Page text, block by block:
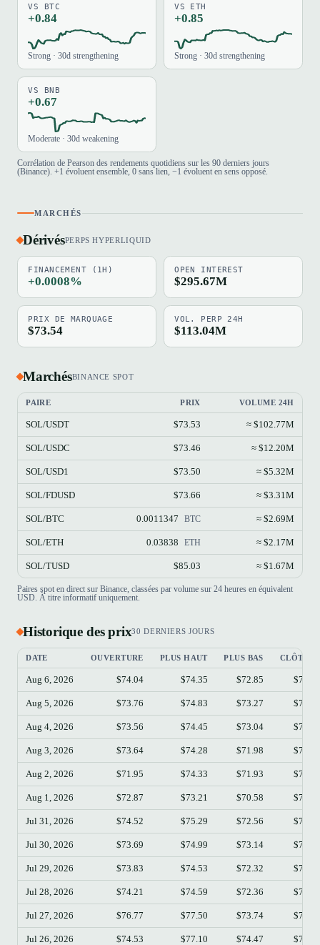
VS BTC
+0.84
Strong · 30d strengthening
VS ETH
+0.85
Strong · 30d strengthening
VS BNB
+0.67
Moderate · 30d weakening
Corrélation de Pearson des rendements quotidiens sur les 90 derniers jours
(Binance). +1 évoluent ensemble, 0 sans lien, −1 évoluent en sens opposé.
MARCHÉS
DérivésPERPS HYPERLIQUID
FINANCEMENT (1H)
+0.0008%
OPEN INTEREST
$295.67M
PRIX DE MARQUAGE
$73.54
VOL. PERP 24H
$113.04M
MarchésBINANCE SPOT
PAIRE PRIX VOLUME 24H
SOL/USDT $73.53 ≈ $102.77M
SOL/USDC $73.46 ≈ $12.20M
SOL/USD1 $73.50 ≈ $5.32M
SOL/FDUSD $73.66 ≈ $3.31M
SOL/BTC 0.0011347 BTC ≈ $2.69M
SOL/ETH 0.03838 ETH ≈ $2.17M
SOL/TUSD $85.03 ≈ $1.67M
Paires spot en direct sur Binance, classées par volume sur 24 heures en équivalent
USD. À titre informatif uniquement.
Historique des prix30 DERNIERS JOURS
DATE OUVERTURE PLUS HAUT PLUS BAS CLÔTURE
Aug 6, 2026 $74.04 $74.35 $72.85 $73.54
Aug 5, 2026 $73.76 $74.83 $73.27 $74.04
Aug 4, 2026 $73.56 $74.45 $73.04 $73.75
Aug 3, 2026 $73.64 $74.28 $71.98 $73.56
Aug 2, 2026 $71.95 $74.33 $71.93 $73.63
Aug 1, 2026 $72.87 $73.21 $70.58 $71.95
Jul 31, 2026 $74.52 $75.29 $72.56 $72.87
Jul 30, 2026 $73.69 $74.99 $73.14 $74.51
Jul 29, 2026 $73.83 $74.53 $72.32 $73.68
Jul 28, 2026 $74.21 $74.59 $72.36 $73.83
Jul 27, 2026 $76.77 $77.50 $73.74 $74.20
Jul 26, 2026 $74.53 $77.10 $74.47 $76.76